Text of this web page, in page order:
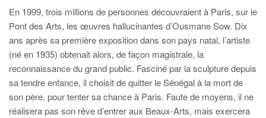
En 1999, trois millions de personnes découvraient à Paris, sur le
Pont des Arts, les œuvres hallucinantes d’Ousmane Sow. Dix
ans après sa première exposition dans son pays natal, l’artiste
(né en 1935) obtenait alors, de façon magistrale, la
reconnaissance du grand public. Fasciné par la sculpture depuis
sa tendre enfance, il choisit de quitter le Sénégal à la mort de
son père, pour tenter sa chance à Paris. Faute de moyens, il ne
réalisera pas son rêve d’entrer aux Beaux-Arts, mais exercera